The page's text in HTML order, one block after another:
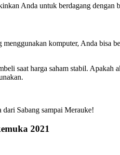
Anda untuk berdagang dengan
komputer, Anda bisa
saat harga saham stabil. Apakah
Sabang sampai Merauke!
2021